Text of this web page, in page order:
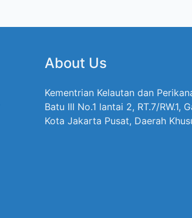
About Us
Kementrian Kelautan dan
Batu III No.1 lantai 2, RT.7/RW.1,
Kota Jakarta Pusat, Daerah